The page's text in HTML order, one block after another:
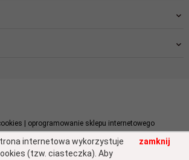
| oprogramowanie sklepu internetowego
internetowa wykorzystuje
(tzw. ciasteczka). Aby
zamknij